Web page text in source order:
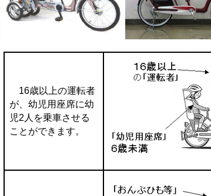
16歳以上の運転者
が、幼児用座席に幼
児2人を乗車させる
ことができます。